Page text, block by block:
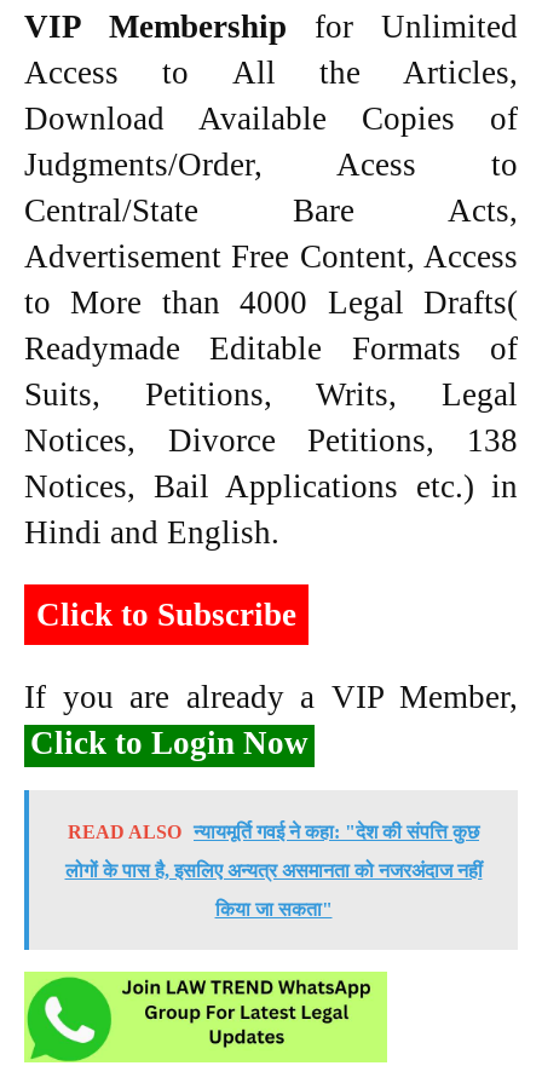
VIP Membership for Unlimited
Access to All the Articles,
Download Available Copies of
Judgments/Order, Acess to
Central/State Bare Acts,
Advertisement Free Content, Access
to More than 4000 Legal Drafts(
Readymade Editable Formats of
Suits, Petitions, Writs, Legal
Notices, Divorce Petitions, 138
Notices, Bail Applications etc.) in
Hindi and English.
Click to Subscribe
If you are already a VIP Member,
Click to Login Now
READ ALSO न्यायमूर्ति गवई ने कहा: "देश की संपत्ति कुछ
लोगों के पास है, इसलिए अन्यत्र असमानता को नजरअंदाज नहीं
किया जा सकता"